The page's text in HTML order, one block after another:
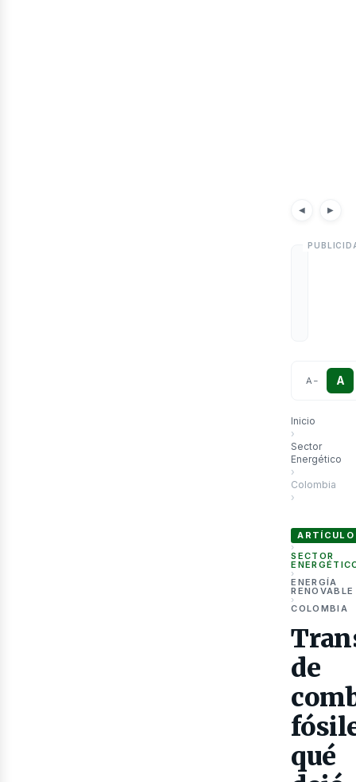
◀ ▶
A − A
Inicio
›
Sector
Energético
›
Colombia
›
ARTÍCULO
›
SECTOR
›
ENERGÍA
RENOVABLE
›
COLOMBIA
de
qué